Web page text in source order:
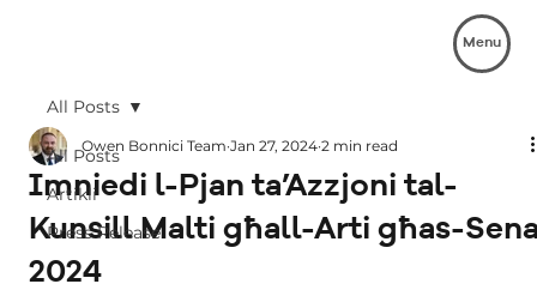
Menu
All Posts
Artikli
Press Release
All Posts
Imniedi l-Pjan ta’Azzjoni tal-
Kunsill Malti għall-Arti għas-
2024
Owen Bonnici Team Jan 27, 2024 2 min read